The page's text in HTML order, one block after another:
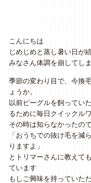
こんにちは
じめじめと蒸し暑い日が
みなさん体調を崩してし
季節の変わり目で、今換
ょうか。
以前ビーグルを飼ってい
るために毎日クイックル
その時は知らなかったので
「おうちでの抜け毛を減
りますよ」
とトリマーさんに教えて
ています
もしご興味を持っていた